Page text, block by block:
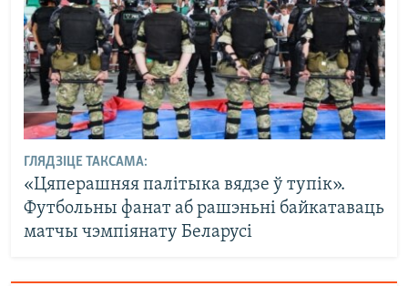
ГЛЯДЗІЦЕ ТАКСАМА:
«Цяперашняя палітыка вядзе ў тупік».
Футбольны фанат аб рашэньні байкатаваць
матчы чэмпіянату Беларусі